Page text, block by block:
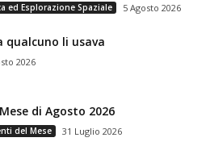
ed Esplorazione Spaziale 5 Agosto 2026
qualcuno li usava
2026
di Agosto 2026
del Mese 31 Luglio 2026